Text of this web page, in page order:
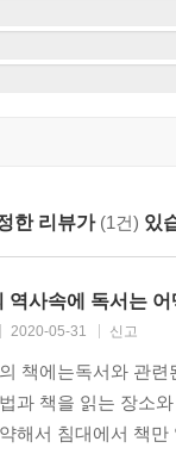
한 리뷰가 (1건) 있
역사속에 독서는
2020-05-31 신고
책에는독서와 관
과 책을 읽는 장소
해서 침대에서 책